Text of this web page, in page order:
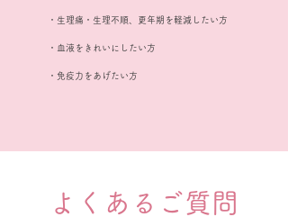
・生理痛・生理不順、更年期を軽減したい方
・血液をきれいにしたい方
・免疫力をあげたい方
よくあるご質問